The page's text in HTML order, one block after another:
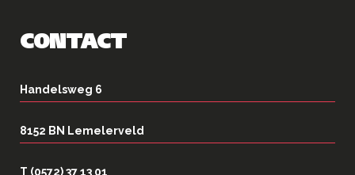
CONTACT
Handelsweg 6
8152 BN Lemelerveld
T (0572) 37 13 01